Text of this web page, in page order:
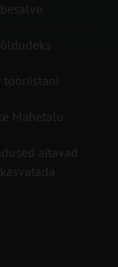
Mahetalu
aitavad